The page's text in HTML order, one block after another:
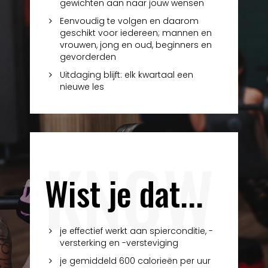
gewichten aan naar jouw wensen
Eenvoudig te volgen en daarom
geschikt voor iedereen; mannen en
vrouwen, jong en oud, beginners en
gevorderden
Uitdaging blijft: elk kwartaal een
nieuwe les
KNOW
Wist je dat...
je effectief werkt aan spierconditie, -
versterking en -versteviging
je gemiddeld 600 calorieën per uur